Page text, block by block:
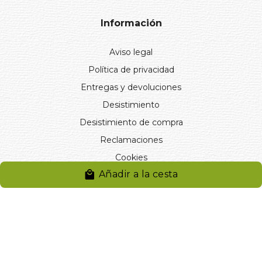
Añadir a la cesta
Información
Aviso legal
Política de privacidad
Entregas y devoluciones
Desistimiento
Desistimiento de compra
Reclamaciones
Cookies
Gestionar cookies